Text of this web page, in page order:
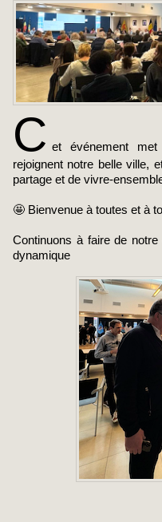
C et événement
rejoignent notre belle ville,
partage et de vivre-
🤩 Bienvenue à toutes et à
Continuons à faire de
dynamique